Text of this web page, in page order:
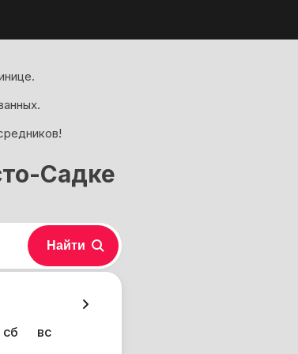
Садке
сб вс
Найти